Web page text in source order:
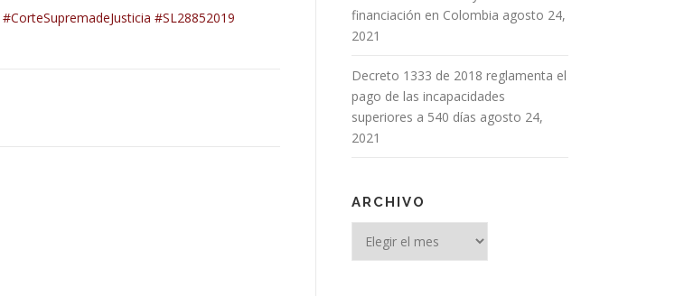
#CorteSupremadeJusticia #SL28852019
financiación en Colombia agosto 24,
2021
Decreto 1333 de 2018 reglamenta el
pago de las incapacidades
superiores a 540 días agosto 24,
2021
ARCHIVO